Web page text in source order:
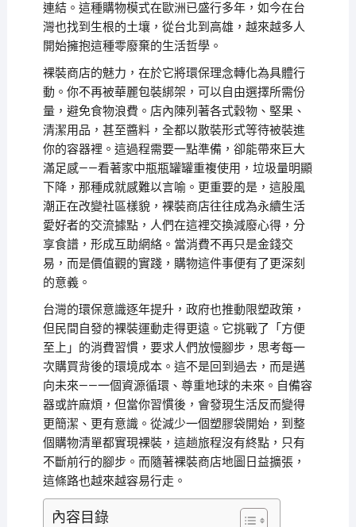
連結。這種購物模式在歐洲已盛行多年，如今在台
灣也找到生根的土壤，從台北到高雄，越來越多人
開始擁抱這種零廢棄的生活哲學。
裸裝商店的魅力，在於它將環保理念轉化為具體行
動。你不再被華麗包裝綁架，可以自由選擇所需份
量，避免食物浪費。店內陳列著各式穀物、堅果、
清潔用品，甚至醬料，全都以散裝形式等待被裝進
你的容器裡。這過程需要一點準備，卻能帶來巨大
滿足感——看著家中瓶瓶罐罐重複使用，垃圾量明顯
下降，那種成就感難以言喻。更重要的是，這股風
潮正在改變社區樣貌，裸裝商店往往成為永續生活
愛好者的交流據點，人們在這裡交換減廢心得，分
享食譜，形成互助網絡。當消費不再只是金錢交
易，而是價值觀的實踐，購物這件事便有了更深刻
的意義。
台灣的環保意識逐年提升，政府也推動限塑政策，
但民間自發的裸裝運動走得更遠。它挑戰了「方便
至上」的消費習慣，要求人們放慢腳步，思考每一
次購買背後的環境成本。這不是回到過去，而是邁
向未來——一個資源循環、尊重地球的未來。自備容
器或許麻煩，但當你習慣後，會發現生活反而變得
更簡潔、更有意識。從減少一個塑膠袋開始，到整
個購物清單都實現裸裝，這趟旅程沒有終點，只有
不斷前行的腳步。而隨著裸裝商店地圖日益擴張，
這條路也越來越容易行走。
內容目錄